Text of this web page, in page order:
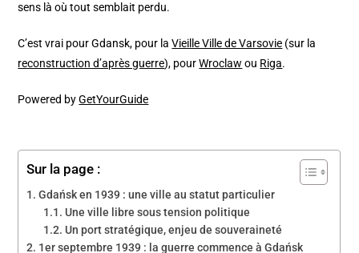
sens là où tout semblait perdu.
C’est vrai pour Gdansk, pour laVieille Ville de Varsovie (sur la
reconstruction d’après guerre), pourWroclaw ou Riga.
Powered byGetYourGuide
Sur la page :
Gdańsk en 1939 : une ville au statut particulier
Une ville libre sous tension politique
Un port stratégique, enjeu de souveraineté
1er septembre 1939 : la guerre commence à Gdańsk